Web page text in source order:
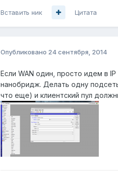
Вставить ник Цитата
Опубликовано 24 сентября, 2014
Если WAN один, просто идем в
нанобридж. Делать одну
что еще) и клиентский пул